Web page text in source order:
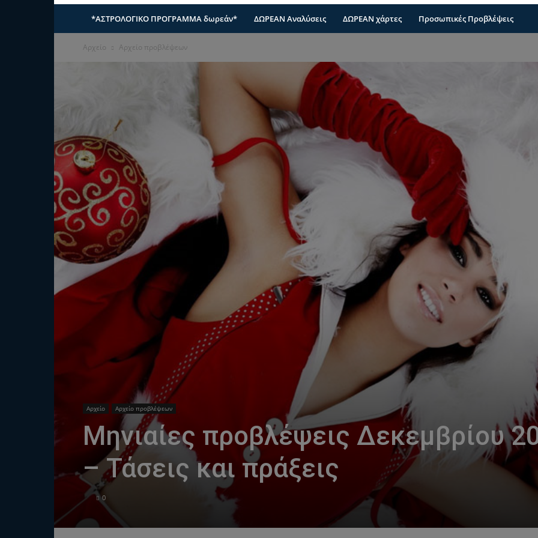
*ΑΣΤΡΟΛΟΓΙΚΟ ΠΡΟΓΡΑΜΜΑ δωρεάν* ΔΩΡΕΑΝ Αναλύσεις ΔΩΡΕΑΝ χάρτες Προσωπικές Προβλέψεις
Αρχείο Αρχείο προβλέψεων
Αρχείο Αρχείο προβλέψεων
Μηνιαίες προβλέψεις Δεκεμβρίου
– Τάσεις και πράξεις
0